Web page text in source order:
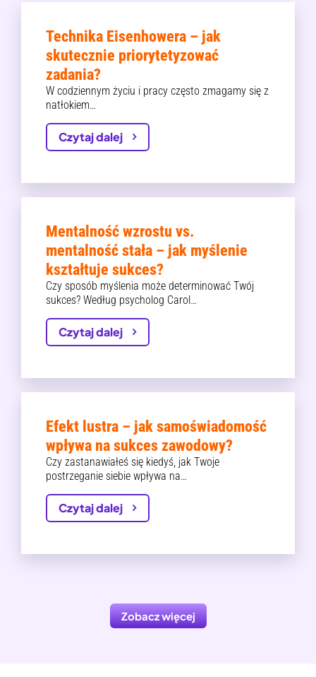
Technika Eisenhowera – jak
skutecznie priorytetyzować
zadania?
W codziennym życiu i pracy często zmagamy się z
natłokiem…
Czytaj dalej
Mentalność wzrostu vs.
mentalność stała – jak myślenie
kształtuje sukces?
Czy sposób myślenia może determinować Twój
sukces? Według psycholog Carol…
Czytaj dalej
Efekt lustra – jak samoświadomość
wpływa na sukces zawodowy?
Czy zastanawiałeś się kiedyś, jak Twoje
postrzeganie siebie wpływa na…
Czytaj dalej
Zobacz więcej